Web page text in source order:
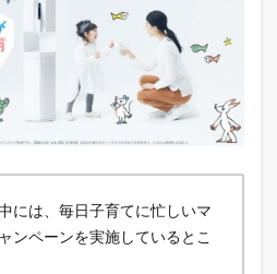
には、毎日子育てに忙しいマ
ンペーンを実施しているとこ